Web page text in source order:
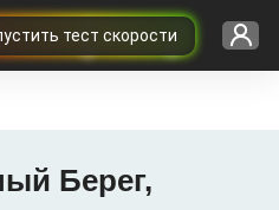
тест скорости
Берег,